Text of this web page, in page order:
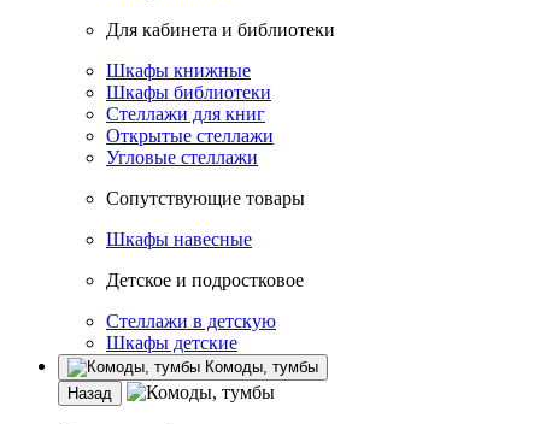
Для кабинета и библиотеки
Шкафы книжные
Шкафы библиотеки
Стеллажи для книг
Открытые стеллажи
Угловые стеллажи
Сопутствующие товары
Шкафы навесные
Детское и подростковое
Стеллажи в детскую
Шкафы детские
Комоды, тумбы
Назад